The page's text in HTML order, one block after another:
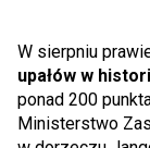
W sierpniu
upałów w
ponad 200
Ministerstwo